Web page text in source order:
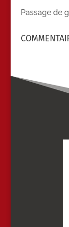
Passage de